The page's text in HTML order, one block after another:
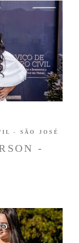
-
- SÃO JOSÉ